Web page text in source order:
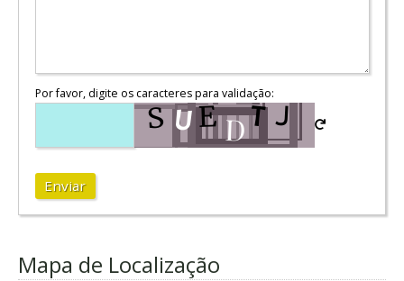
Por favor, digite os caracteres para validação:
Enviar
Mapa de Localização